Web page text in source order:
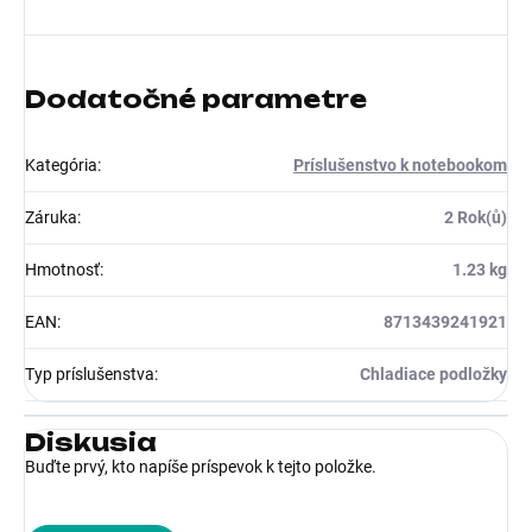
Dodatočné parametre
Kategória: Príslušenstvo k notebookom
Záruka: 2 Rok(ů)
Hmotnosť: 1.23 kg
EAN: 8713439241921
Typ príslušenstva: Chladiace podložky
Diskusia
Buďte prvý, kto napíše príspevok k tejto položke.